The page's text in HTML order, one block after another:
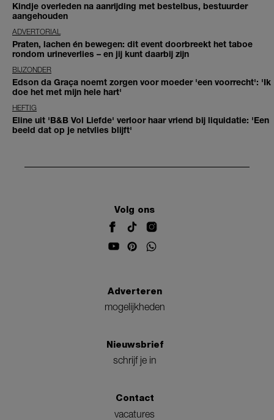
Kindje overleden na aanrijding met bestelbus, bestuurder
aangehouden
ADVERTORIAL
Praten, lachen én bewegen: dit event doorbreekt het taboe
rondom urineverlies – en jij kunt daarbij zijn
BIJZONDER
Edson da Graça noemt zorgen voor moeder 'een voorrecht': 'Ik
doe het met mijn hele hart'
HEFTIG
Eline uit 'B&B Vol Liefde' verloor haar vriend bij liquidatie: 'Een
beeld dat op je netvlies blijft'
Volg ons
Adverteren
mogelijkheden
Nieuwsbrief
schrijf je in
Contact
vacatures